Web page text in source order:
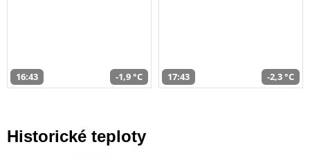
16:43 -1,9 °C 17:43 -2,3 °C
Historické teploty